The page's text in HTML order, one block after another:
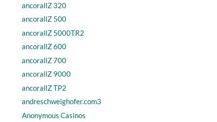
ancorallZ 320
ancorallZ 500
ancorallZ 5000TR2
ancorallZ 600
ancorallZ 700
ancorallZ 9000
ancorallZ TP2
andreschweighofer.com3
Anonymous Casinos